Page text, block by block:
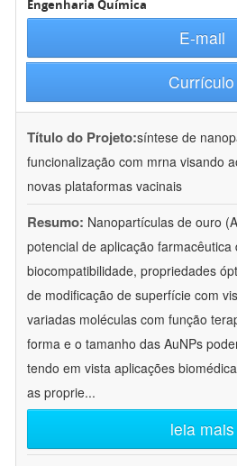
Engenharia Química
E-mail
Currículo
Título do Projeto:síntese de
funcionalização com mrna visando
novas plataformas vacinais
Resumo: Nanopartículas de ouro
potencial de aplicação farmacêutica
biocompatibilidade, propriedades
de modificação de superfície com
variadas moléculas com função
forma e o tamanho das AuNPs
tendo em vista aplicações
as proprie...
leia mais